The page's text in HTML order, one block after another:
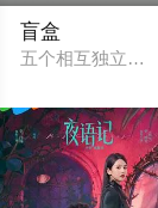
盲盒
五个相互独立，